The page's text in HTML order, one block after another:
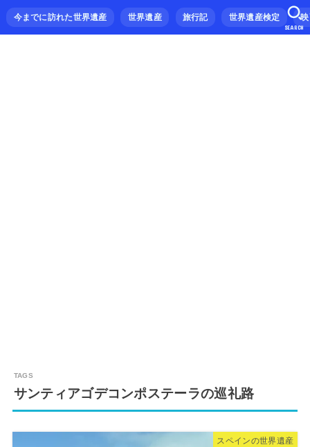
今までに訪れた世界遺産 世界遺産 旅行記 世界遺産検定
SEARCH
サンティアゴデコンポステーラの巡礼路
スペインの世界遺産